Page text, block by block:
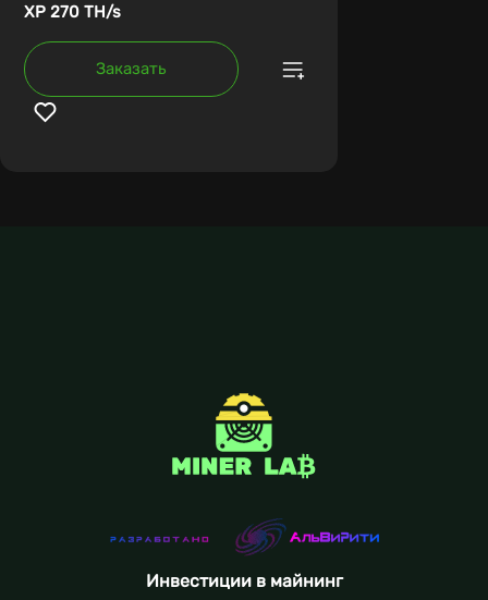
XP 270 TH/s
Заказать
Инвестиции в майнинг